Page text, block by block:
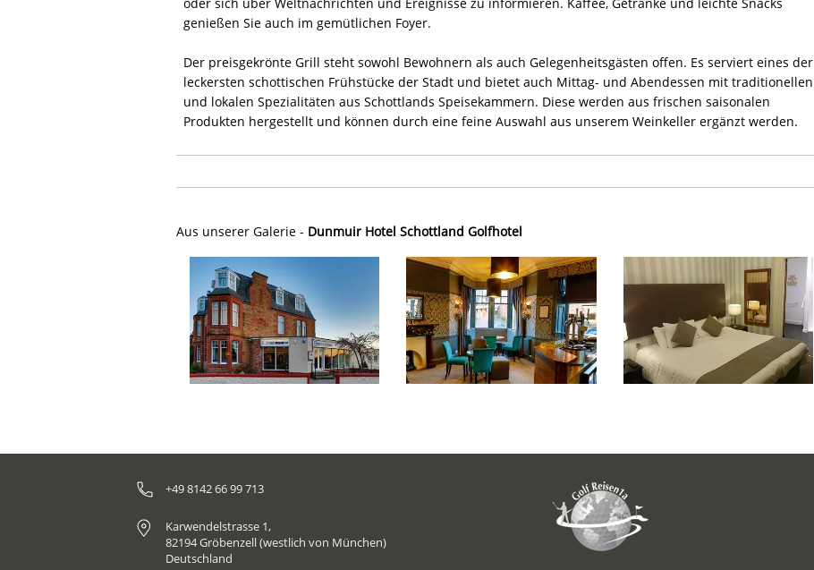
genießen Sie auch im gemütlichen Foyer.
Der preisgekrönte Grill steht sowohl Bewohnern als auch Gelegenheitsgästen offen. Es serviert eines der
leckersten schottischen Frühstücke der Stadt und bietet auch Mittag- und Abendessen mit traditionellen
und lokalen Spezialitäten aus Schottlands Speisekammern. Diese werden aus frischen saisonalen
Produkten hergestellt und können durch eine feine Auswahl aus unserem Weinkeller ergänzt werden.
Aus unserer Galerie - Dunmuir Hotel Schottland Golfhotel
+49 8142 66 99 713
Karwendelstrasse 1,
82194 Gröbenzell (westlich von München)
Deutschland